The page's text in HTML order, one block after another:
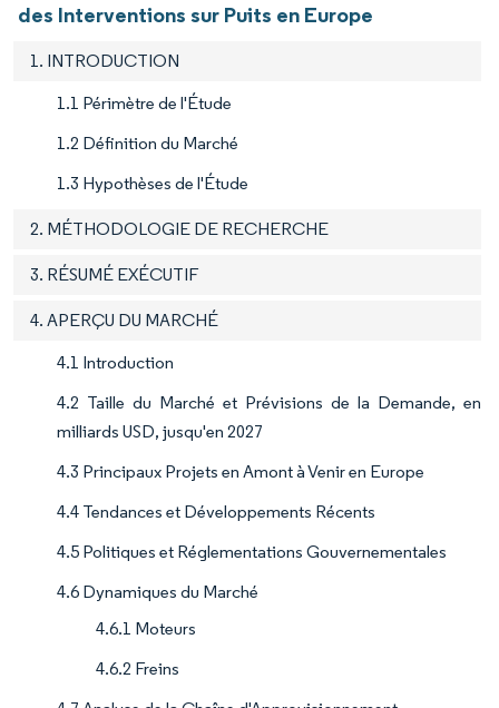
des Interventions sur Puits en Europe
1. INTRODUCTION
1.1 Périmètre de l'Étude
1.2 Définition du Marché
1.3 Hypothèses de l'Étude
2. MÉTHODOLOGIE DE RECHERCHE
3. RÉSUMÉ EXÉCUTIF
4. APERÇU DU MARCHÉ
4.1 Introduction
4.2 Taille du Marché et Prévisions de la Demande, en
milliards USD, jusqu'en 2027
4.3 Principaux Projets en Amont à Venir en Europe
4.4 Tendances et Développements Récents
4.5 Politiques et Réglementations Gouvernementales
4.6 Dynamiques du Marché
4.6.1 Moteurs
4.6.2 Freins